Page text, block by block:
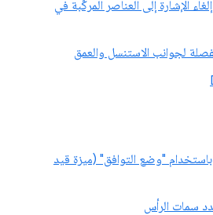
الإشارة إلى العناصر المركّبة في
لجوانب الاستنسل والعمق
"وضع التوافق" (ميزة قيد
سمات الرأس